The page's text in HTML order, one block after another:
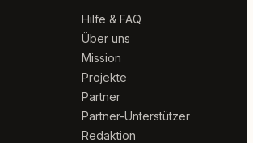
Hilfe & FAQ
Über uns
Mission
Projekte
Partner
Partner-Unterstützer
Redaktion